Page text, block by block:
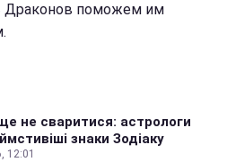
Драконов поможем им
не сваритися: астрологи
знаки Зодіаку
12:01